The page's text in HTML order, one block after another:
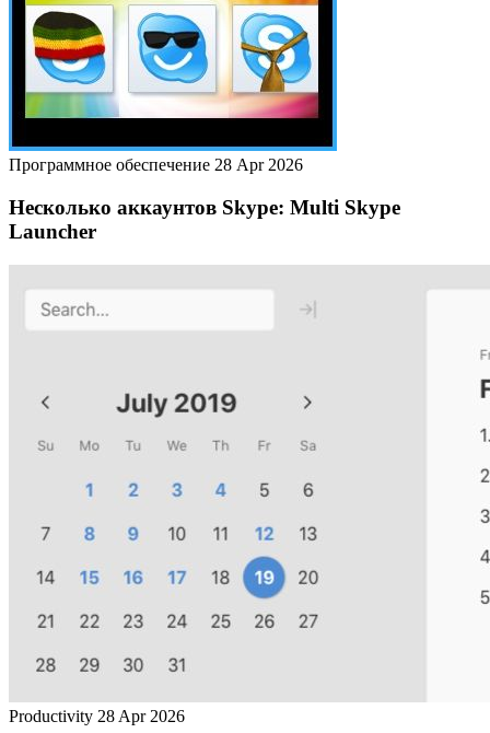
Программное обеспечение 28 Apr 2026
Несколько аккаунтов Skype: Multi Skype
Launcher
Productivity 28 Apr 2026